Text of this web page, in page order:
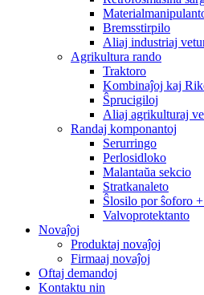
Bremsstirpilo
Aliaj industriaj
Agrikultura rando
Traktoro
Kombinaĵoj kaj
Ŝprucigiloj
Aliaj agrikulturaj
Randaj komponantoj
Serurringo
Perlosidloko
Malantaŭa sekcio
Stratkanaleto
Ŝlosilo por ŝoforo
Valvoprotektanto
Novaĵoj
Produktaj novaĵoj
Firmaaj novaĵoj
Oftaj demandoj
Kontaktu nin